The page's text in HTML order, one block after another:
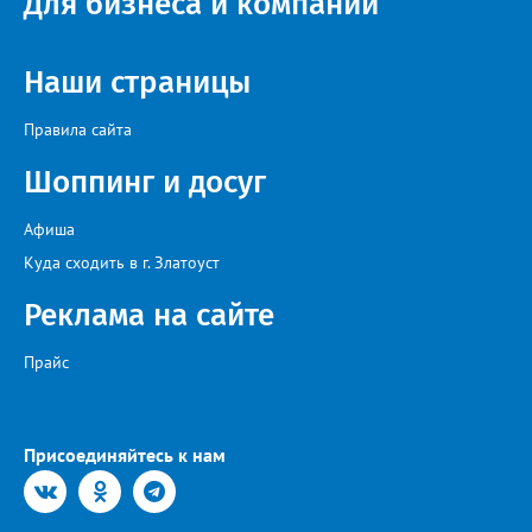
Наши страницы
Правила сайта
Шоппинг и досуг
Афиша
Куда сходить в г. Златоуст
Реклама на сайте
Прайс
Присоединяйтесь к нам